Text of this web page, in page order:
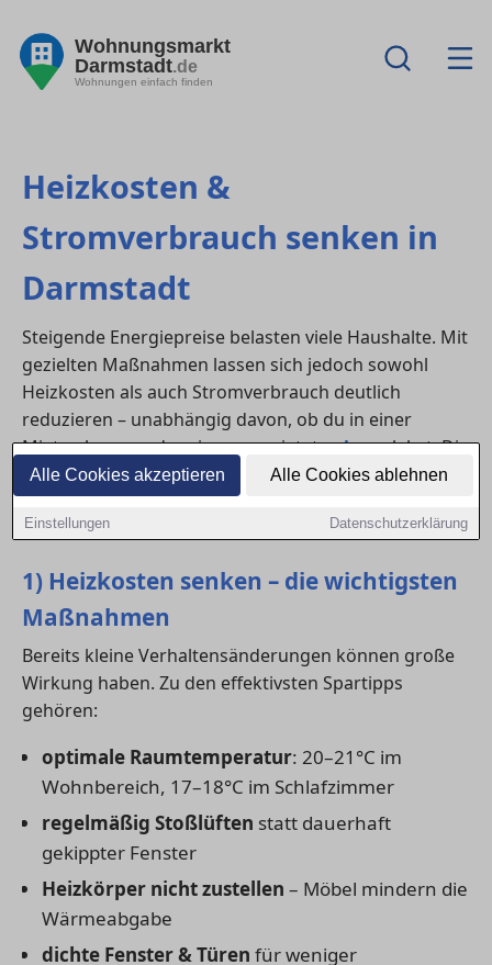
Alle Cookies akzeptieren Alle Cookies ablehnen
Einstellungen Datenschutzerklärung
Wohnungsmarkt
Darmstadt.de
Wohnungen einfach finden
Heizkosten &
Stromverbrauch senken in
Darmstadt
Steigende Energiepreise belasten viele Haushalte. Mit
gezielten Maßnahmen lassen sich jedoch sowohl
Heizkosten als auch Stromverbrauch deutlich
reduzieren – unabhängig davon, ob du in einer
Mietwohnung oder einem gemietetenhauslebst. Die
folgenden Tipps helfen Bewohner:innen in in
Darmstadt, langfristig Kosten zu sparen und
gleichzeitig den Wohnkomfort zu erhöhen.
1) Heizkosten senken – die wichtigsten
Maßnahmen
Bereits kleine Verhaltensänderungen können große
Wirkung haben. Zu den effektivsten Spartipps
gehören:
optimale Raumtemperatur: 20–21°C im
Wohnbereich, 17–18°C im Schlafzimmer
regelmäßig Stoßlüften statt dauerhaft
gekippter Fenster
Heizkörper nicht zustellen – Möbel mindern die
Wärmeabgabe
dichte Fenster & Türen für weniger